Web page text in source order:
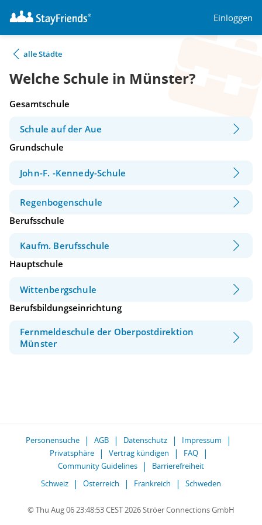
Einloggen
alle Städte
Welche Schule in Münster?
Gesamtschule
Schule auf der Aue
Grundschule
John-F. -Kennedy-Schule
Regenbogenschule
Berufsschule
Kaufm. Berufsschule
Hauptschule
Wittenbergschule
Berufsbildungseinrichtung
Fernmeldeschule der Oberpostdirektion
Münster
Personensuche AGB Datenschutz
Impressum
Privatsphäre
Vertrag kündigen
FAQ
Community Guidelines
Barrierefreiheit
Schweiz
Österreich Frankreich Schweden
© Thu Aug 06 23:48:53 CEST 2026 Ströer Connections GmbH